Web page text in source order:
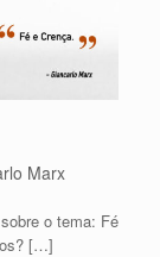
Marx
o tema: Fé
[…]